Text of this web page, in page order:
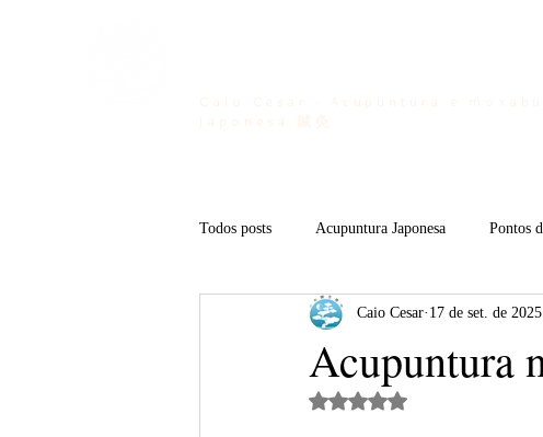
Caio Cesar - Acupuntura e
Japonesa 鍼灸
Todos posts Acupuntura Japonesa Pontos
Acupuntura Esportiva Kan no Mushi
Acupuntura
Caio Cesar 17 de set. de 2025
Avaliado com NaN de 5